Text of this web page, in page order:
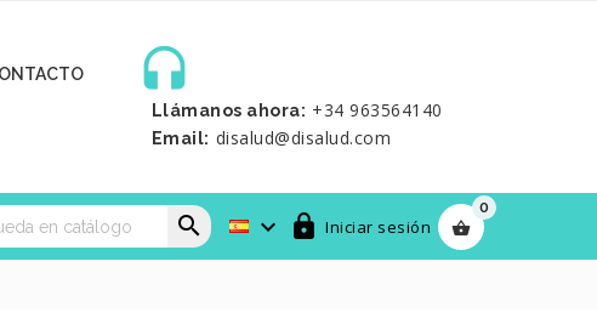

Llámanos ahora: +34 963564140
Email: disalud@disalud.com

0
 Iniciar sesión

